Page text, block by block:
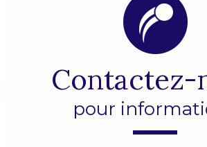
Contactez-
pour